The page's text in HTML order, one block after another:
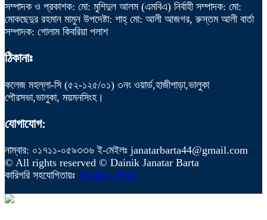
সম্পাদক ও প্রকাশক: মো: মুশিদুল আলম (এমবিএ) নির্বাহী সম্পাদক: মো:
মোকছেদুর রহমান মামুন উপদেষ্টা: শাহ্ মো: আলী আজগর, রুস্তম আলী বার্তা
সম্পাদক: গোলাম কিবরিয়া পলাশ
ঠিকানাঃ
কলেজ মহল্লা-সি (৫২-১২৫/০১) ৩নং ওয়ার্ড,হাজীপাড়া,ভালুকা
পৌরসভা,ভালুকা, ময়মনসিংহ।
যোগাযোগ:
নাম্বার: ০১৭১১-০৫৯৩৩৬ ই-মেইলঃ janatarbarta44@gmail.com
© All rights reserved © Dainik Janatar Barta
কারিগরি সহযোগিতায়ঃ Meghna Host